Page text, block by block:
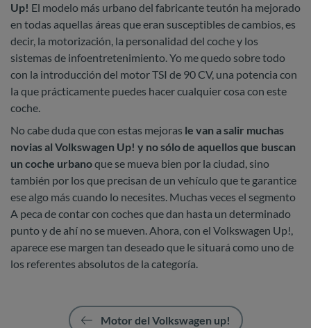
Up! El modelo más urbano del fabricante teutón ha mejorado
en todas aquellas áreas que eran susceptibles de cambios, es
decir, la motorización, la personalidad del coche y los
sistemas de infoentretenimiento. Yo me quedo sobre todo
con la introducción del motor TSI de 90 CV, una potencia con
la que prácticamente puedes hacer cualquier cosa con este
coche.
No cabe duda que con estas mejoras le van a salir muchas
novias al Volkswagen Up! y no sólo de aquellos que buscan
un coche urbanoque se mueva bien por la ciudad, sino
también por los que precisan de un vehículo que te garantice
ese algo más cuando lo necesites. Muchas veces el segmento
A peca de contar con coches que dan hasta un determinado
punto y de ahí no se mueven. Ahora, con el Volkswagen Up!,
aparece ese margen tan deseado que le situará como uno de
los referentes absolutos de la categoría.
Motor del Volkswagen up!